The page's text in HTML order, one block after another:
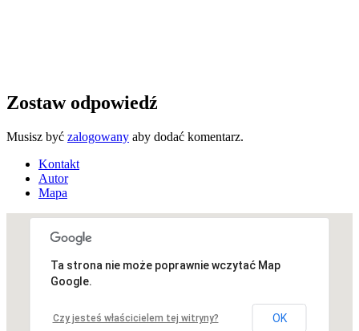
Zostaw odpowiedź
Musisz być zalogowany aby dodać komentarz.
Kontakt
Autor
Mapa
Niestety, adres nie został znaleziony.
Ta strona nie może poprawnie wczytać Map
Google.
Czy jesteś właścicielem tej witryny? OK